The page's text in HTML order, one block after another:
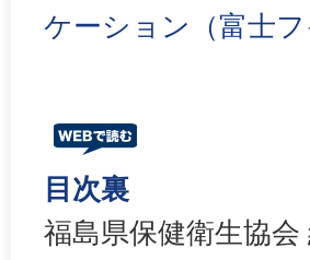
ケーション（富士フ
目次裏
福島県保健衛生協